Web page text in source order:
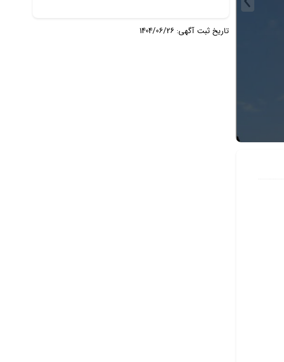
تاریخ ثبت آگهی: 1404/06/26